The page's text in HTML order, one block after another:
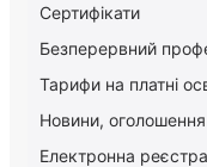
Сертифікати
Безперервний
Тарифи на платні
Новини,
Електронна